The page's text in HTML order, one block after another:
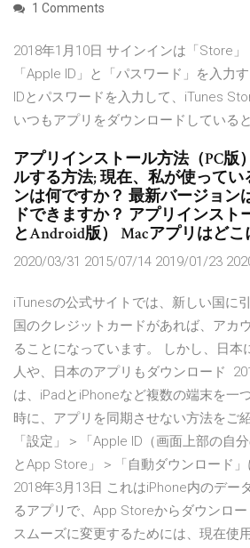
1 Comments
2018年1月10日 サインインは「Store
「Apple ID」と「パスワード」を入力
IDとパスワードを入力して、iTunes
いつもアプリをダウンロードしている
アプリインストール方法（PC版
ルする方法; 現在、私が使ってい
ンは何ですか？ 最新バージョン
ドできますか？ アプリインスト
とAndroid版） Macアプリはどこ
2020/03/31 2015/07/14 2019/01/23
iTunesの公式サイトでは、新しい国に
国のクレジットカードがあれば、アカ
ることになっています。 しかし、日本
人や、日本のアプリもダウンロード
は、iPadとiPhoneなど複数の端末を一
時に、アプリを同期させない方法をご
「設定」＞「Apple ID（画面上部の自
とApp Store」＞「自動ダウンロード
2018年3月13日 これはiPhone内のデー
るアプリで、App Storeからダウンロ
スムーズに変更するためには、現在使